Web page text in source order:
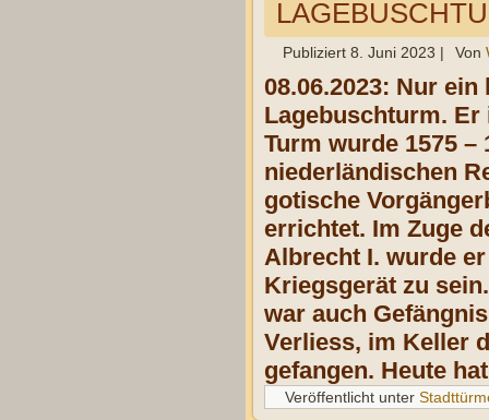
Publiziert 8. Juni 2023 | Von
08.06.2023: Nur
Lagebuschturm. Er
Turm wurde 1575
niederländischen
gotische
errichtet. Im Zuge
Albrecht I. wurde
Kriegsgerät zu
war auch
Verliess, im Keller
gefangen. Heute
Veröffentlicht unter